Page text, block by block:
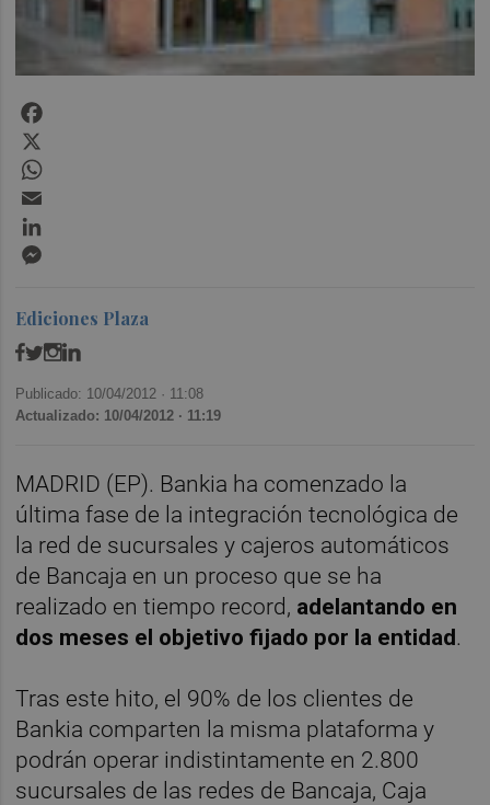
Ediciones Plaza
Publicado: 10/04/2012 · 11:08
Actualizado: 10/04/2012 · 11:19
MADRID (EP). Bankia ha comenzado la
última fase de la integración tecnológica de
la red de sucursales y cajeros automáticos
de Bancaja en un proceso que se ha
realizado en tiempo record, adelantando en
dos meses el objetivo fijado por la entidad.
Tras este hito, el 90% de los clientes de
Bankia comparten la misma plataforma y
podrán operar indistintamente en 2.800
sucursales de las redes de Bancaja, Caja